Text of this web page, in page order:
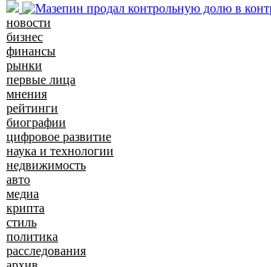
новости
бизнес
финансы
рынки
первые лица
мнения
рейтинги
биографии
цифровое развитие
наука и технологии
недвижимость
авто
медиа
крипта
стиль
политика
расследования